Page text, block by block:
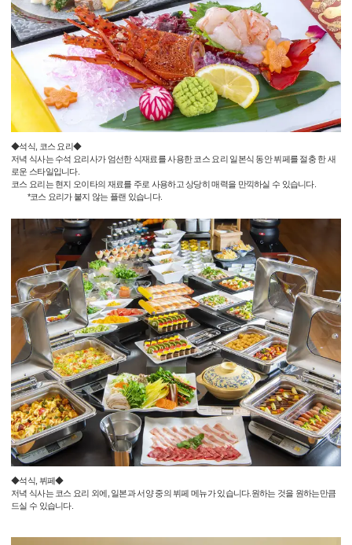
◆석식, 코스 요리◆
저녁 식사는 수석 요리사가 엄선한 식재료를 사용한 코스 요리 일본식 동안 뷔페를 절충 한 새
로운 스타일입니다.
코스 요리는 현지 오이타의 재료를 주로 사용하고 상당히 매력을 만끽하실 수 있습니다.
*코스 요리가 붙지 않는 플랜 있습니다.
◆석식, 뷔페◆
저녁 식사는 코스 요리 외에, 일본과 서양 중의 뷔페 메뉴가 있습니다.원하는 것을 원하는만큼
드실 수 있습니다.